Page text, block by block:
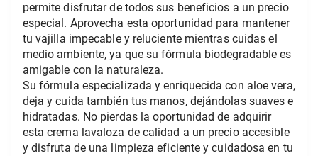
permite disfrutar de todos sus beneficios a un precio
especial. Aprovecha esta oportunidad para mantener
tu vajilla impecable y reluciente mientras cuidas el
medio ambiente, ya que su fórmula biodegradable es
amigable con la naturaleza.
Su fórmula especializada y enriquecida con aloe vera,
deja y cuida también tus manos, dejándolas suaves e
hidratadas. No pierdas la oportunidad de adquirir
esta crema lavaloza de calidad a un precio accesible
y disfruta de una limpieza eficiente y cuidadosa en tu